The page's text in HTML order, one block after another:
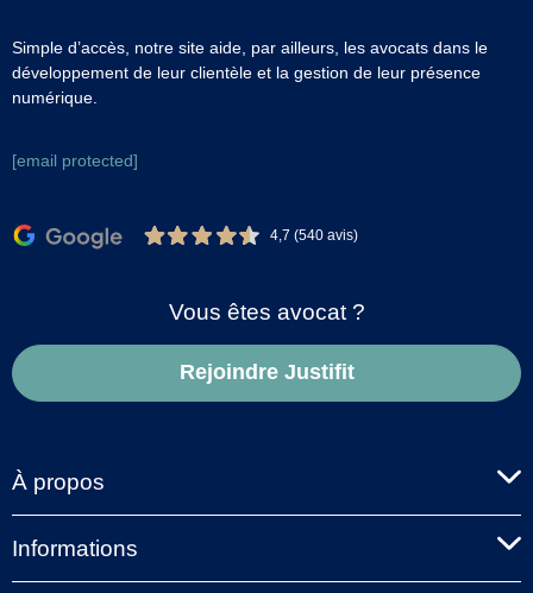
Simple d’accès, notre site aide, par ailleurs, les avocats dans le
développement de leur clientèle et la gestion de leur présence
numérique.
[email protected]
4,7 (540 avis)
Vous êtes avocat ?
Rejoindre Justifit
À propos
Informations